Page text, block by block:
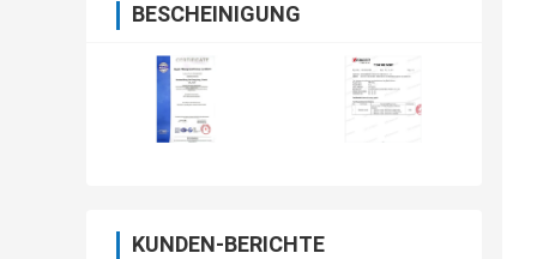
BESCHEINIGUNG
KUNDEN-BERICHTE